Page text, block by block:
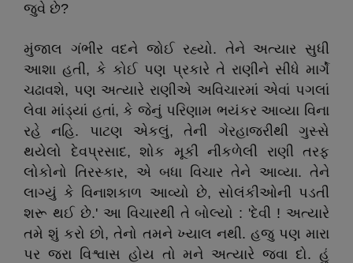
જુવે છે?
મુંજાલ ગંભીર વદને જોઈ રહ્યો. તેને અત્યાર સુધી
આશા હતી, કે કોઈ પણ પ્રકારે તે રાણીને સીધે માર્ગે
ચઢાવશે, પણ અત્યારે રાણીએ અવિચારમાં એવાં પગલાં
લેવા માંડ્યાં હતાં, કે જેનું પરિણામ ભયંકર આવ્યા વિના
રહે નહિ. પાટણ એકલું, તેની ગેરહાજરીથી ગુસ્સે
થયેલો દેવપ્રસાદ, શોક મૂકી નીકળેલી રાણી તરફ
લોકોનો તિરસ્કાર, એ બધા વિચાર તેને આવ્યા. તેને
લાગ્યું કે વિનાશકાળ આવ્યો છે, સોલંકીઓની પડતી
શરૂ થઈ છે.' આ વિચારથી તે બોલ્યો : 'દેવી ! અત્યારે
તમે શું કરો છો, તેનો તમને ખ્યાલ નથી. હજુ પણ મારા
પર જરા વિશ્વાસ હોય તો મને અત્યારે જવા દો. હું